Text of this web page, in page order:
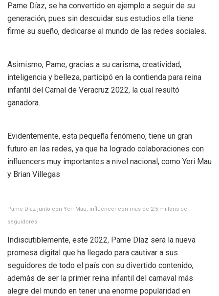
Pame Díaz, se ha convertido en ejemplo a seguir de su
generación, pues sin descuidar sus estudios ella tiene
firme su sueño, dedicarse al mundo de las redes sociales.
Asimismo, Pame, gracias a su carisma, creatividad,
inteligencia y belleza, participó en la contienda para reina
infantil del Carnal de Veracruz 2022, la cual resultó
ganadora.
Evidentemente, esta pequeña fenómeno, tiene un gran
futuro en las redes, ya que ha logrado colaboraciones con
influencers muy importantes a nivel nacional, como Yeri Mau
y Brian Villegas
Pame Díaz junto con Yeri Mau, influencer con mas de 2.5 millons de
seguidores
Indiscutiblemente, este 2022, Pame Díaz será la nueva
promesa digital que ha llegado para cautivar a sus
seguidores de todo el país con su divertido contenido,
además de ser la primer reina infantil del carnaval más
alegre del mundo en tener una enorme popularidad en